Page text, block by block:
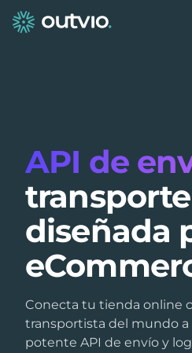
API de
transporte
diseñada
Conecta tu tienda online
transportista del mundo a
potente API de envío y